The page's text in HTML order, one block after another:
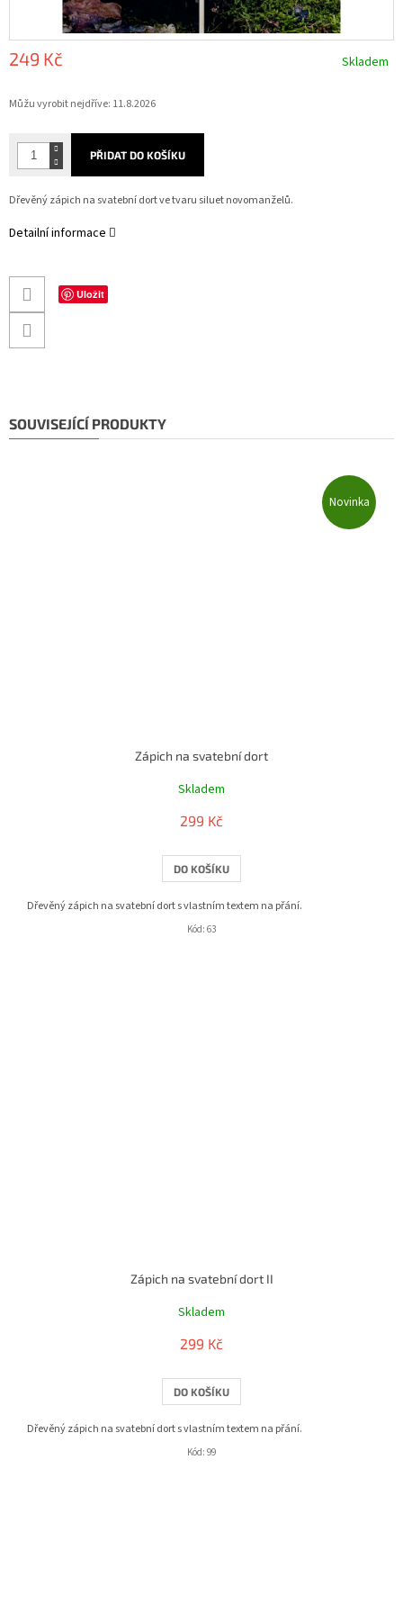
249 Kč
cena:
Skladem
Můžu vyrobit nejdříve: 11.8.2026
PŘIDAT DO KOŠÍKU
Dřevěný zápich na svatební dort ve tvaru siluet novomanželů.
Detailní informace
Uložit
SOUVISEJÍCÍ PRODUKTY
Novinka
Zápich na svatební dort
Skladem
299 Kč
DO KOŠÍKU
Dřevěný zápich na svatební dort s vlastním textem na přání.
Kód: 63
Zápich na svatební dort II
Skladem
299 Kč
DO KOŠÍKU
Dřevěný zápich na svatební dort s vlastním textem na přání.
Kód: 99